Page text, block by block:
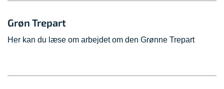
Grøn Trepart
Her kan du læse om arbejdet om den Grønne Trepart